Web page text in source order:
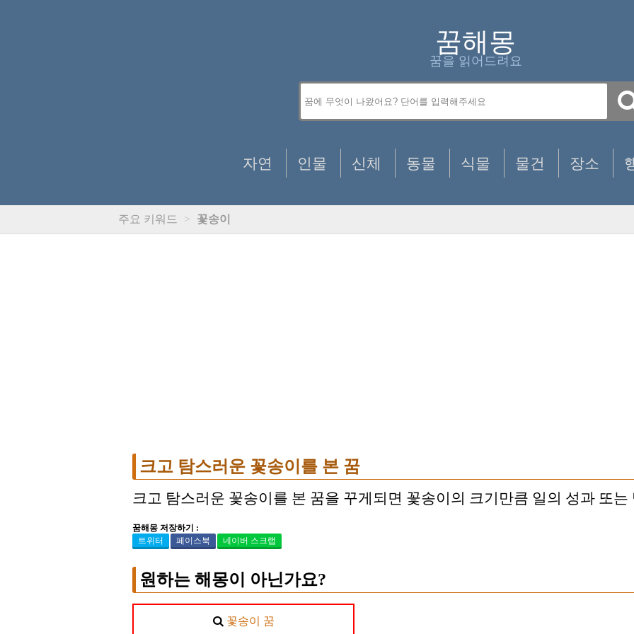
꿈해몽
꿈을 읽어드려요
자연 인물 신체 동물 식물 물건 장소
주요 키워드 > 꽃송이
크고 탐스러운 꽃송이를 본 꿈
크고 탐스러운 꽃송이를 본 꿈을 꾸게되면 꽃송이의 크기만큼 일의 성과 또는
꿈해몽 저장하기 :
트위터
페이스북 네이버 스크랩
원하는 해몽이 아닌가요?
꽃송이 꿈